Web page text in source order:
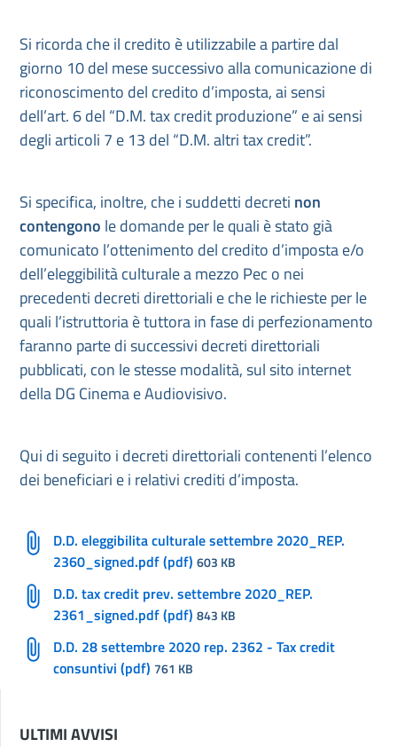
Si ricorda che il credito è utilizzabile a partire dal
giorno 10 del mese successivo alla comunicazione di
riconoscimento del credito d’imposta, ai sensi
dell’art. 6 del “D.M. tax credit produzione” e ai sensi
degli articoli 7 e 13 del “D.M. altri tax credit”.
Si specifica, inoltre, che i suddetti decreti non
contengono le domande per le quali è stato già
comunicato l’ottenimento del credito d’imposta e/o
dell’eleggibilità culturale a mezzo Pec o nei
precedenti decreti direttoriali e che le richieste per le
quali l’istruttoria è tuttora in fase di perfezionamento
faranno parte di successivi decreti direttoriali
pubblicati, con le stesse modalità, sul sito internet
della DG Cinema e Audiovisivo.
Qui di seguito i decreti direttoriali contenenti l’elenco
dei beneficiari e i relativi crediti d’imposta.
D.D. eleggibilita culturale settembre 2020_REP.
2360_signed.pdf (pdf) 603 KB
D.D. tax credit prev. settembre 2020_REP.
2361_signed.pdf (pdf) 843 KB
D.D. 28 settembre 2020 rep. 2362 - Tax credit
consuntivi (pdf) 761 KB
ULTIMI AVVISI